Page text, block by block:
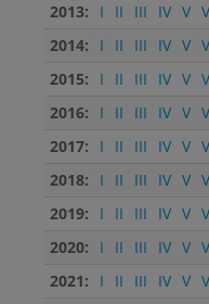
2013:
I II III IV V
2014:
I II III IV V
2015:
I II III IV V
2016:
I II III IV V
2017:
I II III IV V
2018:
I II III IV V
2019:
I II III IV V
2020:
I II III IV V
2021:
I II III IV V